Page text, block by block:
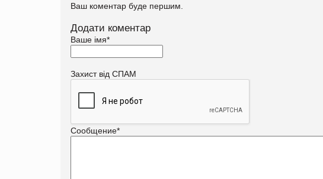
Ваш коментар буде першим.
Додати коментар
Ваше імя*
Захист від СПАМ
Сообщение*